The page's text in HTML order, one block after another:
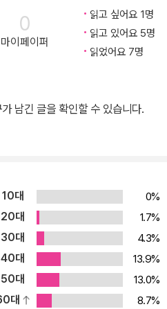
도서관〉, 책 팟캐스트 〈YG와 JYP의
의료 현안, 헬스케어의 미래, 병원
료 인문학 등의 주제로, 병원, 기업,
degree from Yonsei U
and went on to pursue a PhD
contributor to the medical
member of The Korean D
his prolific career, Dr. Park has
each showcasing his pass
to shed light on various to
Healthcare,” also kno
Light and Shadow of the K
그러한 해방을 누릴 수 있다. 이 책
하다 어려움에 부딪친 저자가 우연
두 개의 인공지능 프로그램을
괜찮아 보이는 수준이다. 그 사이
이 있었을까? 영어 작문서, 인공지
와 한국문학의 세계화에 대한 쟁
공지능시대 영어 작문의 기술이자
아 있는 지식 영어
. 그러나 인공지능 시대의 영어 작
. 영어 작문 시장에 인공지능 책은
는 없다. 두 세계를 직접 관통해 본
가 아직 대중화되지 않기 때문이다.
어려움을 느끼는 사람들에게 새로
0
마이페이퍼
읽고 싶어요 1명
읽고 있어요 5명
읽었어요 7명
남긴 글을 확인할 수 있습니다.
10대
0%
20대
1.7%
30대
4.3%
40대
13.9%
50대
13.0%
대 8.7%